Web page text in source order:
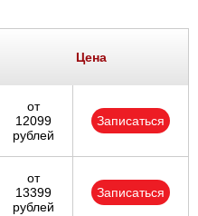
Цена
от
12099
рублей
Записаться
от
13399
рублей
Записаться